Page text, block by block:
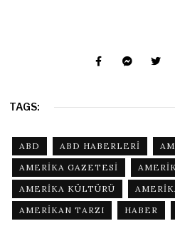
TAGS:
ABD ABD HABERLERI
AMERIKA GAZETESI
AMERIKA KÜLTÜRÜ
AMERIKAN TARZI
HABER